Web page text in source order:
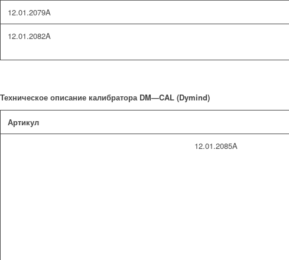
12.01.2079A
12.01.2082A
Техническое описание калибратора DM—CAL (Dymind)
Артикул
12.01.2085A